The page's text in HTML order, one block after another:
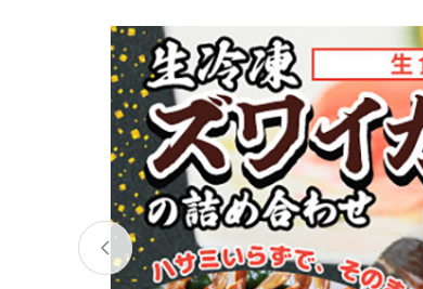
肉類（牛）
くだもの
ドリンク
寝具
家具
～\10,000
\40,001～50,000
\500,001～1,000,000
北海道
網走市 池田町
白老町
白糠町
登別市
平取町
紋別市
別海町
岩手県 雫石町
宮城県 気仙沼市